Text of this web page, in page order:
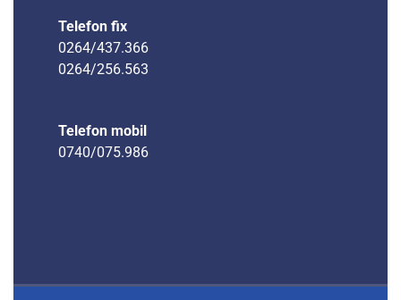
Telefon fix
0264/437.366
0264/256.563
Telefon mobil
0740/075.986